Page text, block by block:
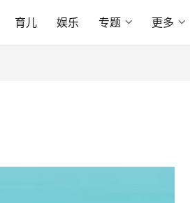
育儿 娱乐 专题 更多